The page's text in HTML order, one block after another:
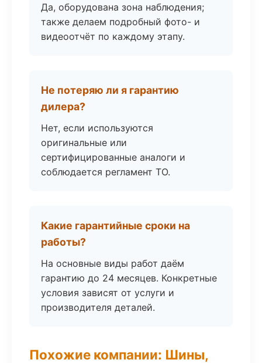
Да, оборудована зона наблюдения;
также делаем подробный фото- и
видеоотчёт по каждому этапу.
Не потеряю ли я гарантию
дилера?
Нет, если используются
оригинальные или
сертифицированные аналоги и
соблюдается регламент ТО.
Какие гарантийные сроки на
работы?
На основные виды работ даём
гарантию до 24 месяцев. Конкретные
условия зависят от услуги и
производителя деталей.
Похожие компании: Шины,